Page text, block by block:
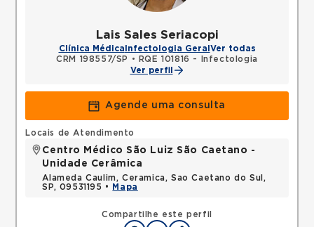
Lais Sales Seriacopi
Clínica Médica Infectologia Geral Ver todas
CRM 198557/SP
•
RQE 101816 - Infectologia
Ver perfil
Agende uma consulta
Compartilhe este perfil
Locais de Atendimento
Centro Médico São Luiz São Caetano -
Unidade Cerâmica
Alameda Caulim, Ceramica, Sao Caetano do Sul,
SP, 09531195 •
Mapa